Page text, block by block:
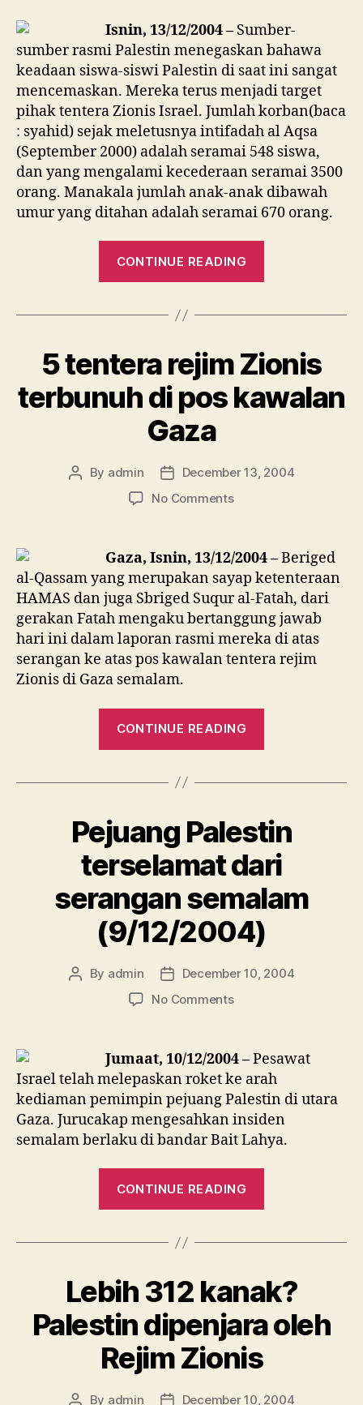
Bunuh
548
Siswa
Sejak
Intifadah
al
Aqsa
Isnin, 13/12/2004 – Sumber-
sumber rasmi Palestin menegaskan bahawa
keadaan siswa-siswi Palestin di saat ini sangat
mencemaskan. Mereka terus menjadi target
pihak tentera Zionis Israel. Jumlah korban(baca
: syahid) sejak meletusnya intifadah al Aqsa
(September 2000) adalah seramai 548 siswa,
dan yang mengalami kecederaan seramai 3500
orang. Manakala jumlah anak-anak dibawah
umur yang ditahan adalah seramai 670 orang.
CONTINUE READING
548
Sejak
Intifadah
al
5 tentera rejim Zionis
terbunuh di pos kawalan
Gaza
Post
By admin
Post
date
December 13, 2004
No Commentson
rejim
Zionis
terbunuh
di
pos
kawalan
Gaza
Gaza, Isnin, 13/12/2004 –Beriged
al-Qassam yang merupakan sayap ketenteraan
HAMAS dan juga Sbriged Suqur al-Fatah, dari
gerakan Fatah mengaku bertanggung jawab
hari ini dalam laporan rasmi mereka di atas
serangan ke atas pos kawalan tentera rejim
Zionis di Gaza semalam.
CONTINUE READING
Zionis
di
pos
kawalan
Gaza”
Pejuang Palestin
terselamat dari
serangan semalam
(9/12/2004)
Post
By admin
Post
date
December 10, 2004
No Commentson
terselamat
serangan
semalam
(9/12/2004)
Jumaat, 10/12/2004 –Pesawat
Israel telah melepaskan roket ke arah
kediaman pemimpin pejuang Palestin di utara
Gaza. Jurucakap mengesahkan insiden
semalam berlaku di bandar Bait Lahya.
CONTINUE READING
dari
semalam
(9/12/2004)”
Lebih 312 kanak?
Palestin dipenjara oleh
Rejim Zionis
Post
By admin PostDecember 10, 2004